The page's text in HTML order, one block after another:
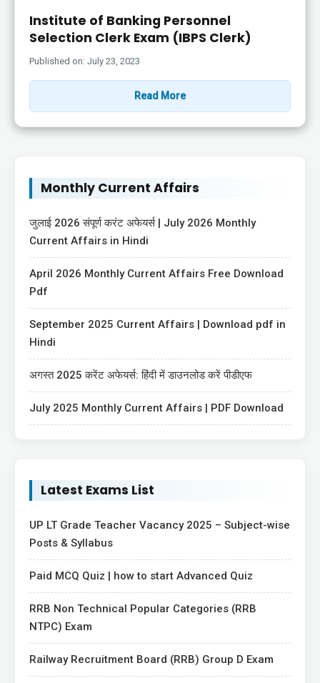
Institute of Banking Personnel
Selection Clerk Exam (IBPS Clerk)
Published on: July 23, 2023
Read More
Monthly Current Affairs
जुलाई 2026 संपूर्ण करंट अफेयर्स | July 2026 Monthly
Current Affairs in Hindi
April 2026 Monthly Current Affairs Free Download
Pdf
September 2025 Current Affairs | Download pdf in
Hindi
अगस्त 2025 करेंट अफेयर्स: हिंदी में डाउनलोड करें पीडीएफ
July 2025 Monthly Current Affairs | PDF Download
Latest Exams List
UP LT Grade Teacher Vacancy 2025 – Subject-wise
Posts & Syllabus
Paid MCQ Quiz | how to start Advanced Quiz
RRB Non Technical Popular Categories (RRB
NTPC) Exam
Railway Recruitment Board (RRB) Group D Exam